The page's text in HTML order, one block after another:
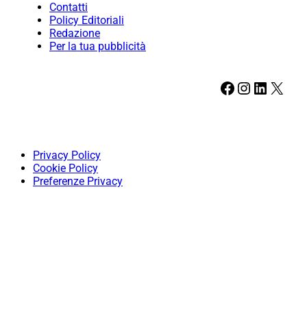
Contatti
Policy Editoriali
Redazione
Per la tua pubblicità
Facebook Instagram LinkedIn X
Privacy Policy
Cookie Policy
Preferenze Privacy